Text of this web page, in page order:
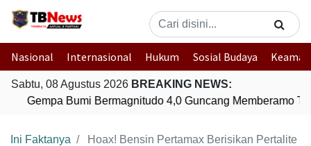
Nasional Internasional Hukum Sosial Budaya
Sabtu, 08 Agustus 2026 BREAKING NEWS:
Gempa Bumi Bermagnitudo 4,0 Guncang Memberamo
Ini Faktanya Hoax! Bensin Pertamax Berisikan Pertalite